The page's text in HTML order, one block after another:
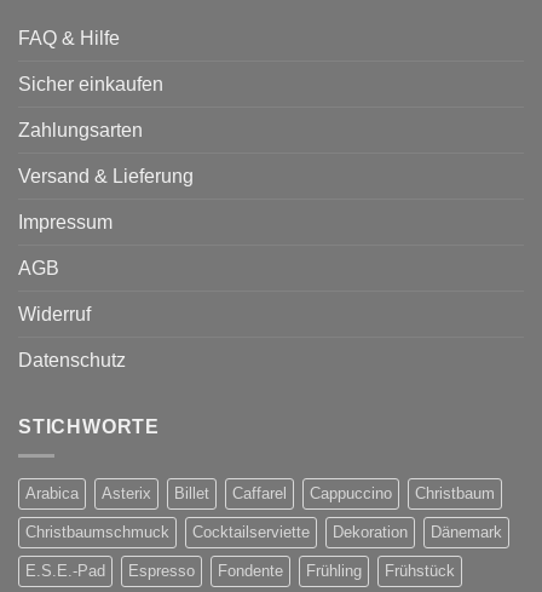
FAQ & Hilfe
Sicher einkaufen
Zahlungsarten
Versand & Lieferung
Impressum
AGB
Widerruf
Datenschutz
STICHWORTE
Arabica Asterix Billet Caffarel Cappuccino Christbaum
Christbaumschmuck Cocktailserviette Dekoration Dänemark
E.S.E.-Pad Espresso Fondente Frühling Frühstück